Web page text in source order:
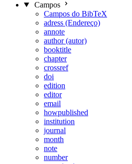
Campos
Campos do BibTeX
adress (Endereço)
annote
author (autor)
booktitle
chapter
crossref
doi
edition
editor
email
howpublished
institution
journal
month
note
number